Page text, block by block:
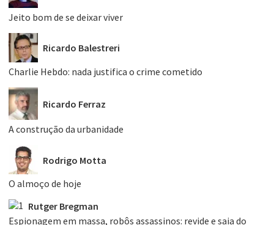
Jeito bom de se deixar viver
Ricardo Balestreri
Charlie Hebdo: nada justifica o crime cometido
Ricardo Ferraz
A construção da urbanidade
Rodrigo Motta
O almoço de hoje
Rutger Bregman
Espionagem em massa, robôs assassinos: revide e saia do